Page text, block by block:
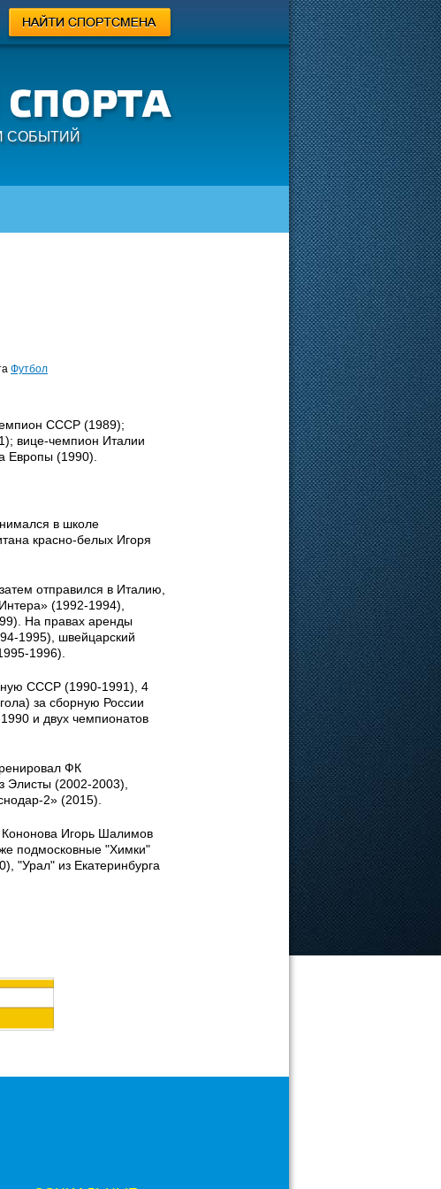
СОБЫТИЙ
Футбол
СССР (1989);
вице-чемпион Италии
Европы (1990).
в школе
красно-белых Игоря
отправился в Италию,
(1992-1994),
На правах аренды
1995), швейцарский
1996).
СССР (1990-1991), 4
за сборную России
и двух чемпионатов
ФК
Элисты (2002-2003),
2» (2015).
Кононова Игорь Шалимов
подмосковные "Химки"
"Урал" из Екатеринбурга